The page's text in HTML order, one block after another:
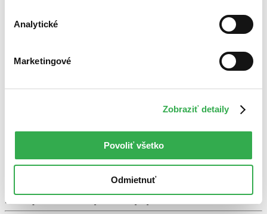
Analytické
Marketingové
Zobraziť detaily
Povoliť všetko
Odmietnuť
Použité filtre
Zrušiť filtre
Skúste prosím zmeniť vyhľadávaný výraz.